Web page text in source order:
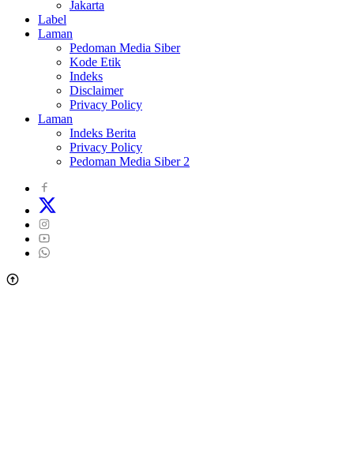
Jakarta
Label
Laman
Pedoman Media Siber
Kode Etik
Indeks
Disclaimer
Privacy Policy
Laman
Indeks Berita
Privacy Policy
Pedoman Media Siber 2